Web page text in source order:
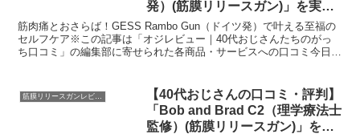
発）(筋膜リリースガン)」を実際
に使ってみた正直感想
筋肉痛とおさらば！GESS Rambo Gun（ドイツ発）で叶える至福の
セルフケア※この記事は「オジレビュー｜40代おじさんたちのがっ
ち口コミ」の編集部に寄せられた各商品・サービスへの口コミ今日、
【40代おじさんの口コミ・評判】
「Bob and Brad C2（理学療法士
監修）(筋膜リリースガン)」を実